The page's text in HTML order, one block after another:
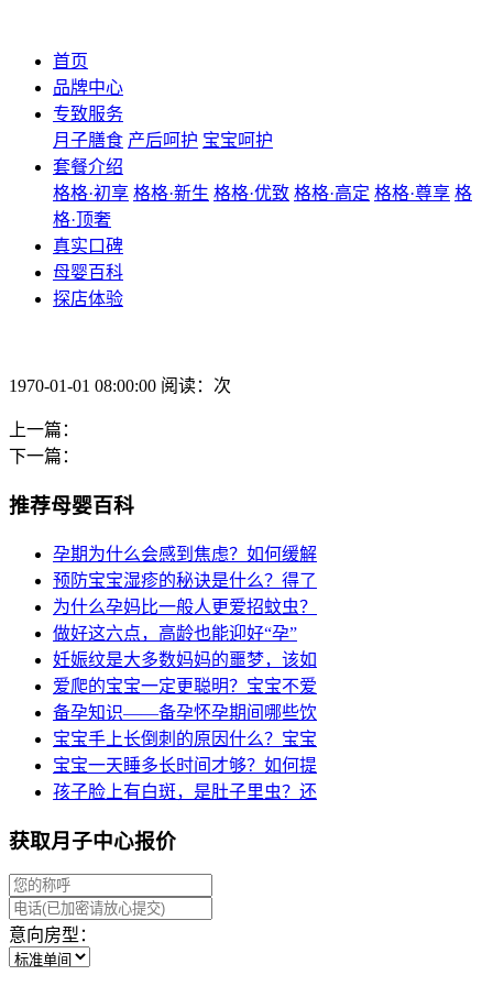
首页
品牌中心
专致服务
月子膳食 产后呵护 宝宝呵护
套餐介绍
格格·初享 格格·新生 格格·优致 格格·高定 格格·尊享 格
格·顶奢
真实口碑
母婴百科
探店体验
1970-01-01 08:00:00 阅读：次
上一篇：
下一篇：
推荐母婴百科
孕期为什么会感到焦虑？如何缓解
预防宝宝湿疹的秘诀是什么？得了
为什么孕妈比一般人更爱招蚊虫？
做好这六点，高龄也能迎好“孕”
妊娠纹是大多数妈妈的噩梦，该如
爱爬的宝宝一定更聪明？宝宝不爱
备孕知识——备孕怀孕期间哪些饮
宝宝手上长倒刺的原因什么？宝宝
宝宝一天睡多长时间才够？如何提
孩子脸上有白斑，是肚子里虫？还
获取月子中心报价
意向房型：